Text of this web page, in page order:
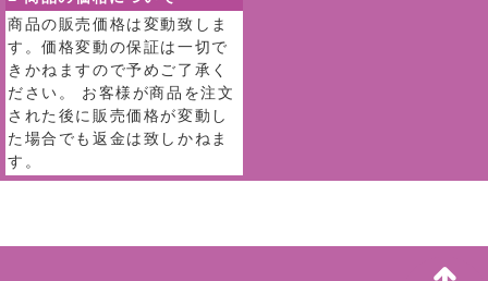
商品の販売価格は変動致しま
す。価格変動の保証は一切で
きかねますので予めご了承く
ださい。 お客様が商品を注文
された後に販売価格が変動し
た場合でも返金は致しかねま
す。